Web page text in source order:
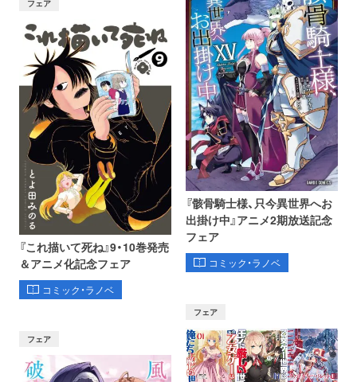
フェア
『これ描いて死ね』9・10巻発売
＆アニメ化記念フェア
コミック・ラノベ
『骸骨騎士様、只今異世界へお
出掛け中』アニメ2期放送記念
フェア
コミック・ラノベ
フェア
フェア